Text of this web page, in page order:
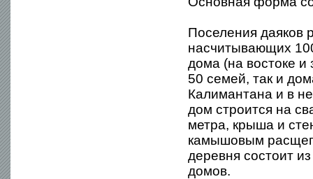
Поселения даяков
насчитывающих
дома (на востоке и
50 семей, так и
Калимантана и в
дом строится на
метра, крыша и
камышовым
деревня состоит
домов.